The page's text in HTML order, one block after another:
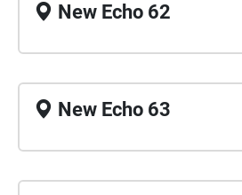
New Echo 62
New Echo 63